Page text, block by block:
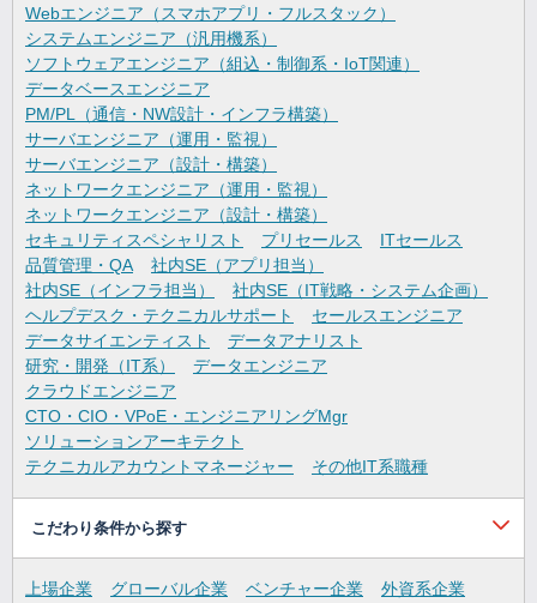
Webエンジニア（スマホアプリ・フルスタック）
システムエンジニア（汎用機系）
ソフトウェアエンジニア（組込・制御系・IoT関連）
データベースエンジニア
PM/PL（通信・NW設計・インフラ構築）
サーバエンジニア（運用・監視）
サーバエンジニア（設計・構築）
ネットワークエンジニア（運用・監視）
ネットワークエンジニア（設計・構築）
セキュリティスペシャリスト
プリセールス
ITセールス
品質管理・QA
社内SE（アプリ担当）
社内SE（インフラ担当）
社内SE（IT戦略・システム企画）
ヘルプデスク・テクニカルサポート
セールスエンジニア
データサイエンティスト
データアナリスト
研究・開発（IT系）
データエンジニア
クラウドエンジニア
CTO・CIO・VPoE・エンジニアリングMgr
ソリューションアーキテクト
テクニカルアカウントマネージャー
その他IT系職種
こだわり条件から探す
上場企業 グローバル企業 ベンチャー企業
外資系企業